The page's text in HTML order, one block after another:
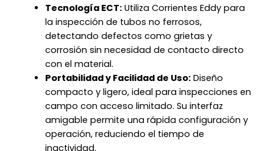
Tecnología ECT:Utiliza Corrientes Eddy para
la inspección de tubos no ferrosos,
detectando defectos como grietas y
corrosión sin necesidad de contacto directo
con el material.
Portabilidad y Facilidad de Uso:Diseño
compacto y ligero, ideal para inspecciones en
campo con acceso limitado. Su interfaz
amigable permite una rápida configuración y
operación, reduciendo el tiempo de
inactividad.